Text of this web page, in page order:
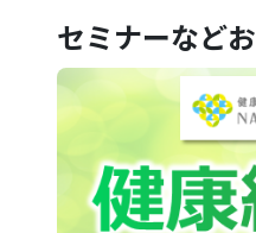
セミナーなど